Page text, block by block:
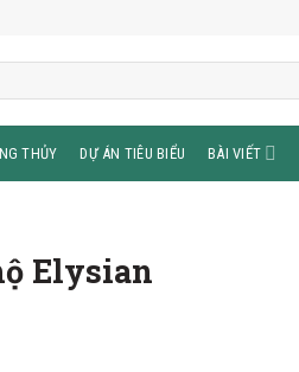
THỦY DỰ ÁN TIÊU BIỂU BÀI VIẾT
Elysian